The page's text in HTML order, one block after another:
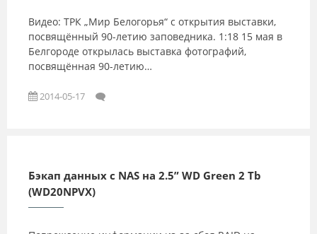
Видео: ТРК „Мир Белогорья“ с открытия выставки,
посвящённый 90-летию заповедника. 1:18 15 мая в
Белгороде открылась выставка фотографий,
посвящённая 90-летию…
2014-05-17
Бэкап данных с NAS на 2.5” WD Green 2 Tb
(WD20NPVX)